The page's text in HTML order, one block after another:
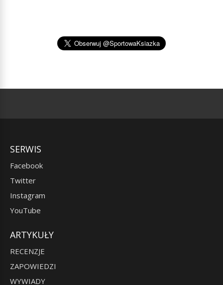
SERWIS
Facebook
Twitter
Instagram
YouTube
ARTYKUŁY
RECENZJE
ZAPOWIEDZI
WYWIADY